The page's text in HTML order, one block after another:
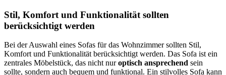
Stil, Komfort und Funktionalität sollten
berücksichtigt werden
Bei der Auswahl eines Sofas für das Wohnzimmer sollten Stil,
Komfort und Funktionalität berücksichtigt werden. Das Sofa ist ein
zentrales Möbelstück, das nicht nuroptisch ansprechend sein
sollte, sondern auch bequem und funktional. Ein stilvolles Sofa kann